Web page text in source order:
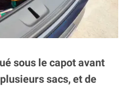
sous le capot avant
sacs, et de